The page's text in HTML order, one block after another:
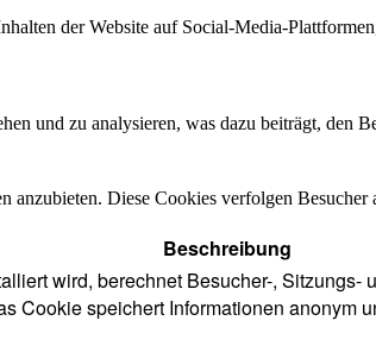
der Website auf Social-Media-
und zu analysieren, was dazu beiträgt, den
Diese Cookies verfolgen
Beschreibung
wird, berechnet Besucher-,
Cookie speichert Informationen anonym